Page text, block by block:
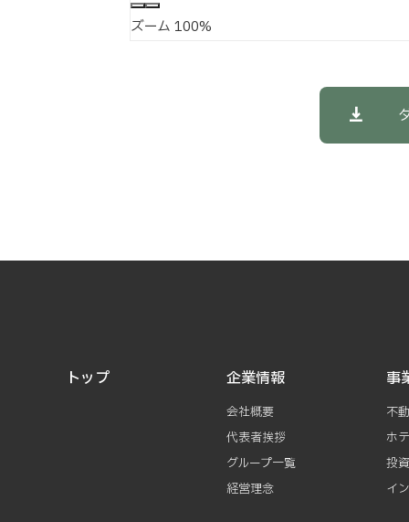
ズーム 100%
トップ 企業情報
会社概要
代表者挨拶
グループ一覧
経営理念
事
不
ホ
投
イ